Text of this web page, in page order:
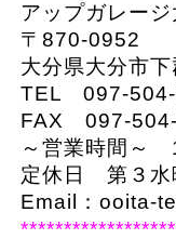
アップガレー
〒870-0952
大分県大分市
TEL 097-504-
FAX 097-
～営業時間～
定休日 第３水
Email： ooita-